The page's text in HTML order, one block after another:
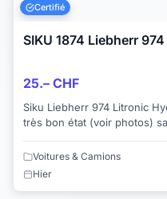
Certifié
SIKU 1874 Liebherr
25.– CHF
Siku Liebherr 974 Litronic
très bon état (voir photos) sans
par virement banca...
Voitures & Camions
Hier